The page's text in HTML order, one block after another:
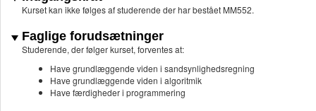
Kurset kan ikke følges af studerende der har bestået MM552.
Faglige forudsætninger
Studerende, der følger kurset, forventes at:
Have grundlæggende viden i sandsynlighedsregning
Have grundlæggende viden i algoritmik
Have færdigheder i programmering